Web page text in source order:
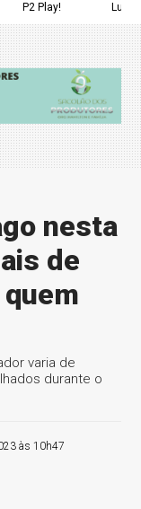
P2 Play! Luto
nesta
de
varia de
durante o
às 10h47